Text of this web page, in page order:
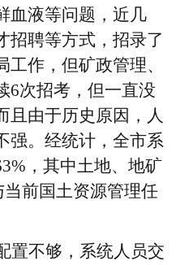
血液等问题，近几
招聘等方式，招录了
作，但矿政管理、
6次招考，但一直没
且由于历史原因，人
强。经统计，全市系
，其中土地、地矿
前国土资源管理任
置不够，系统人员交